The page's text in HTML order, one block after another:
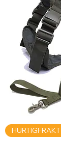
HURTIGFRAKT